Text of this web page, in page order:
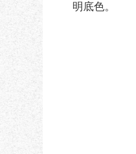
明底色。